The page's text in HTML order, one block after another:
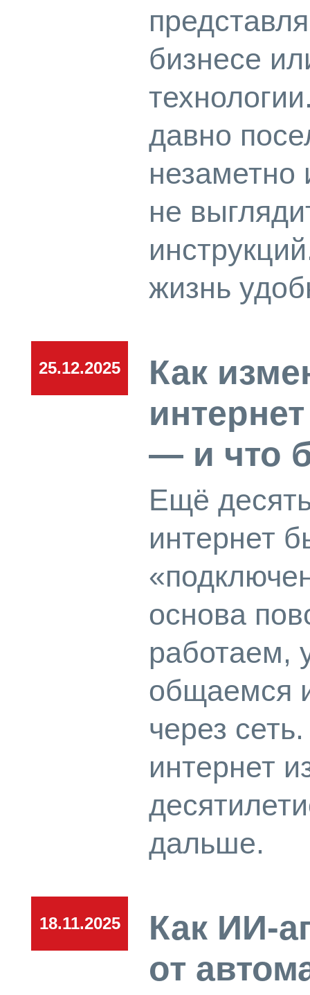
бизнесе
давно
не
жизнь
25.12.2025
Как
— и что
Ещё
интернет
основа
работаем,
общаемся
через
интернет
дальше.
18.11.2025
Как ИИ-
от